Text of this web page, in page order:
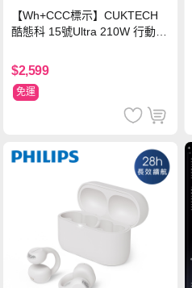
【Wh+CCC標示】CUKTECH
酷態科 15號Ultra 210W 行動電
$2,599
免運